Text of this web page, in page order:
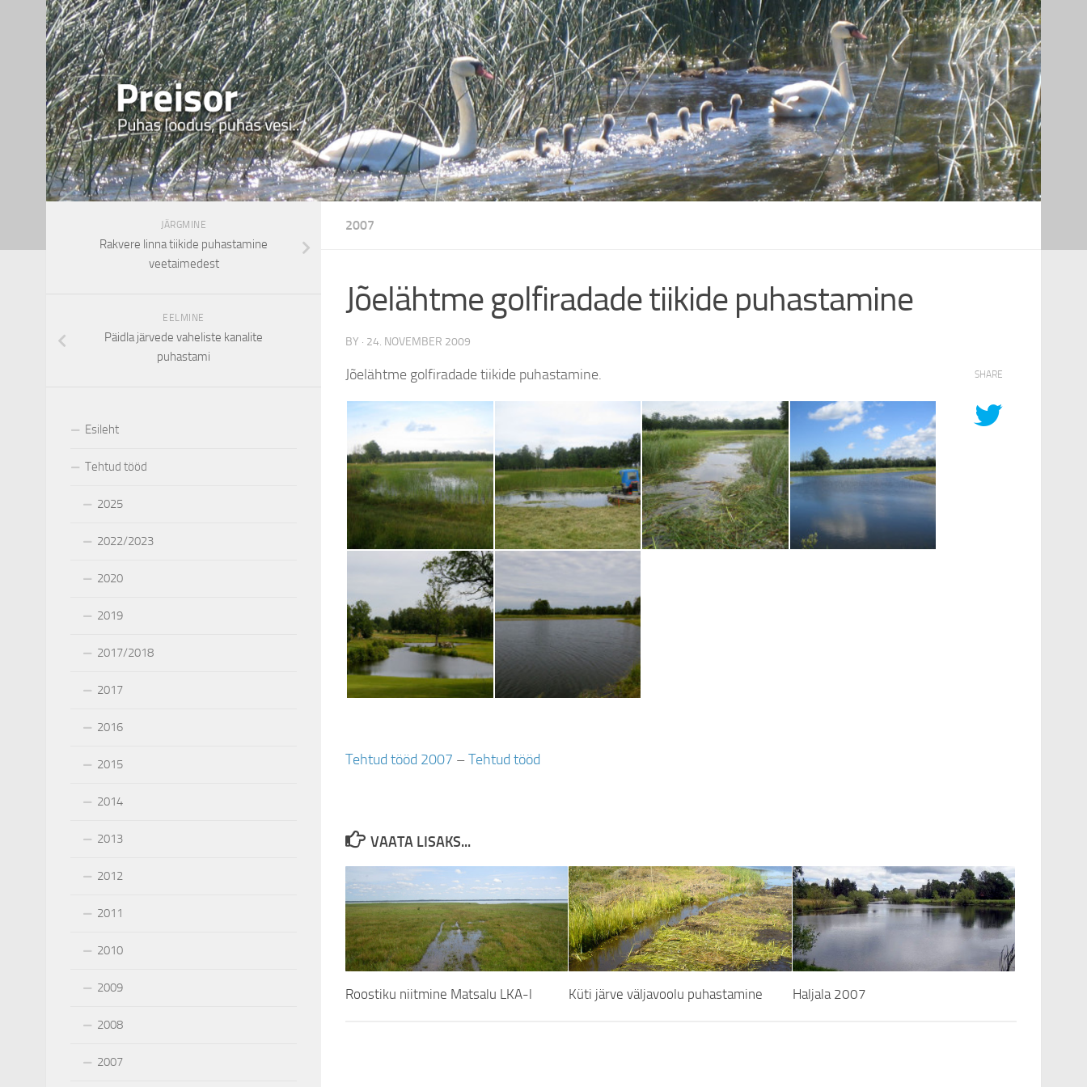
2007
Jõelähtme golfiradade tiikide puhastamine
BY · 24. NOVEMBER 2009
Jõelähtme golfiradade tiikide puhastamine.
Tehtud tööd 2007 –Tehtud tööd
SHARE
VAATA LISAKS...
Roostiku niitmine Matsalu LKA-l Küti järve väljavoolu puhastamine Haljala 2007
JÄRGMINE
Rakvere linna tiikide puhastamine
veetaimedest
EELMINE
Päidla järvede vaheliste kanalite
puhastami
Esileht
Tehtud tööd
2025
2022/2023
2020
2019
2017/2018
2017
2016
2015
2014
2013
2012
2011
2010
2009
2008
2007